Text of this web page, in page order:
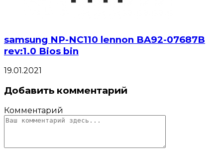
samsung NP-NC110 lennon BA92-07687B
rev:1.0 Bios bin
19.01.2021
Добавить комментарий
Комментарий